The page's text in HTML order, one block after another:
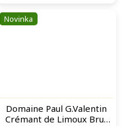
Novinka
Domaine Paul G.Valentin
Crémant de Limoux Brut